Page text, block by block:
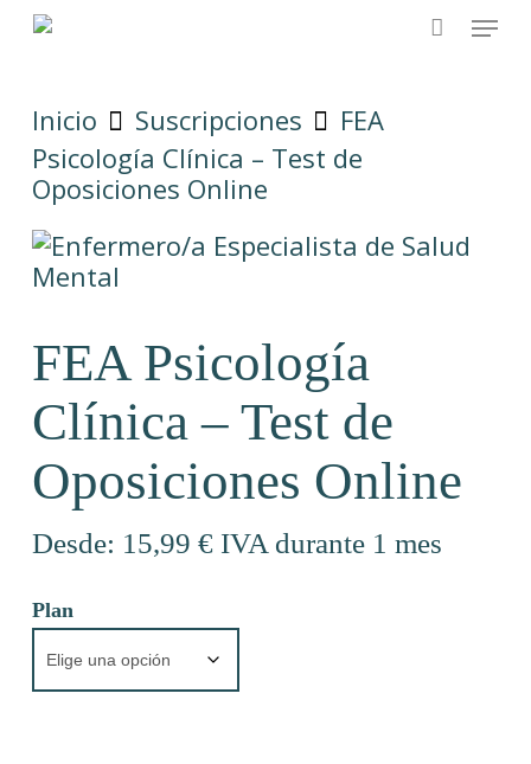
Skip
content
Menu
Inicio Suscripciones
FEA
Psicología Clínica – Test de
Oposiciones Online
FEA Psicología
Clínica – Test de
Oposiciones Online
Desde: 15,99 € IVA durante 1 mes
Plan